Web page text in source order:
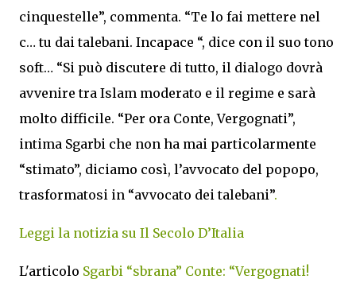
cinquestelle”, commenta. “Te lo fai mettere nel
c… tu dai talebani. Incapace “, dice con il suo tono
soft… “Si può discutere di tutto, il dialogo dovrà
avvenire tra Islam moderato e il regime e sarà
molto difficile. “Per ora Conte, Vergognati”,
intima Sgarbi che non ha mai particolarmente
“stimato”, diciamo così, l’avvocato del popopo,
trasformatosi in “avvocato dei talebani”.
Leggi la notizia su Il Secolo D’Italia
L'articolo Sgarbi “sbrana” Conte: “Vergognati!